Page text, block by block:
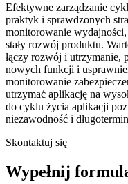
Efektywne zarządzanie
praktyk i sprawdzonych
monitorowanie
stały rozwój produktu.
łączy rozwój i utrzymanie,
nowych funkcji i
monitorowanie
utrzymać aplikację na
do cyklu życia aplikacji
niezawodność i
Skontaktuj się
Wypełnij